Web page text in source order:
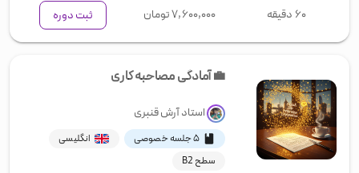
۶۰ دقیقه ۷,۶۰۰,۰۰۰تومان ثبت دوره
💼 آمادگی مصاحبه کاری
استادآرش قنبری
۵ جلسه خصوصی
انگلیسی
سطح B2